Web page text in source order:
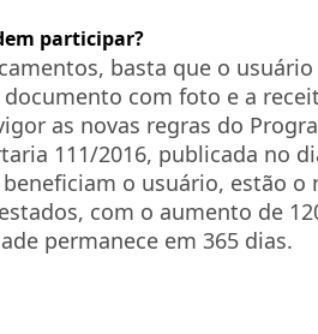
participar?
basta que o
documento com foto e a
as novas regras do
111/2016, publicada no
o usuário, estão o
com o aumento de
permanece em 365 dias.